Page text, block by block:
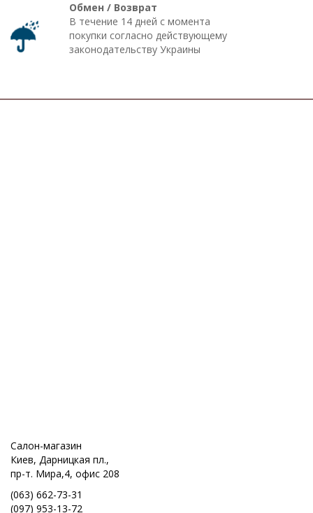
Обмен / Возврат
В течение 14 дней с момента
покупки согласно действующему
законодательству Украины
Салон-магазин
Киев, Дарницкая пл.,
пр-т. Мира,4, офис 208
(063) 662-73-31
(097) 953-13-72